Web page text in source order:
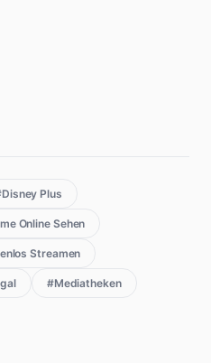
Plus
Online Sehen
Streamen
#Mediatheken